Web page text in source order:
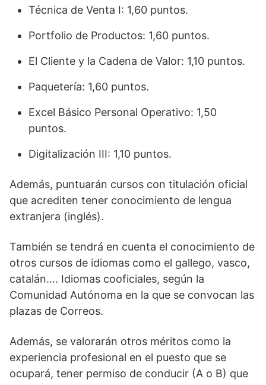
Técnica de Venta I: 1,60 puntos.
Portfolio de Productos: 1,60 puntos.
El Cliente y la Cadena de Valor: 1,10 puntos.
Paquetería: 1,60 puntos.
Excel Básico Personal Operativo: 1,50
puntos.
Digitalización III: 1,10 puntos.
Además, puntuarán cursos con titulación oficial
que acrediten tener conocimiento de lengua
extranjera (inglés).
También se tendrá en cuenta el conocimiento de
otros cursos de idiomas como el gallego, vasco,
catalán…. Idiomas cooficiales, según la
Comunidad Autónoma en la que se convocan las
plazas de Correos.
Además, se valorarán otros méritos como la
experiencia profesional en el puesto que se
ocupará, tener permiso de conducir (A o B) que